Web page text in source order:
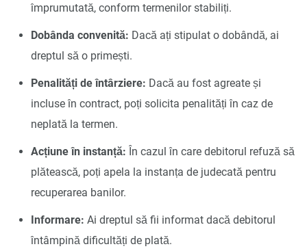
împrumutată, conform termenilor stabiliți.
Dobânda convenită: Dacă ați stipulat o dobândă, ai
dreptul să o primești.
Penalități de întârziere: Dacă au fost agreate și
incluse în contract, poți solicita penalități în caz de
neplată la termen.
Acțiune în instanță: În cazul în care debitorul refuză să
plătească, poți apela la instanța de judecată pentru
recuperarea banilor.
Informare: Ai dreptul să fii informat dacă debitorul
întâmpină dificultăți de plată.